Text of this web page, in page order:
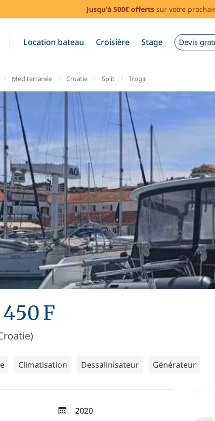
Jusqu'à 500€ offerts sur votre
Location bateau Croisière Stage Devis
Méditerranée Croatie Split Trogir
F
Climatisation Dessalinisateur Générateur
2020
année